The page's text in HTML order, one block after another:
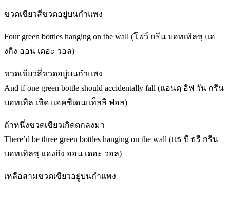
ขวดเขียวสี่ขวดอยู่บนกำแพง
Four green bottles hanging on the wall (โฟว์ กรีน บอทเทิลซฺ แฮ
งกิง ออน เดอะ วอล)
ขวดเขียวสี่ขวดอยู่บนกำแพง
And if one green bottle should accidentally fall (แอนดฺ อิฟ วัน กรีน
บอทเทิล เชิด แอคซิเดนแท็ลลิ ฟอล)
ถ้าหนึ่งขวดเขียวเกิดตกลงมา
There’d be three green bottles hanging on the wall (แธ บี ธรี กรีน
บอทเทิลซฺ แฮงกิง ออน เดอะ วอล)
เหลือสามขวดเขียวอยู่บนกำแพง